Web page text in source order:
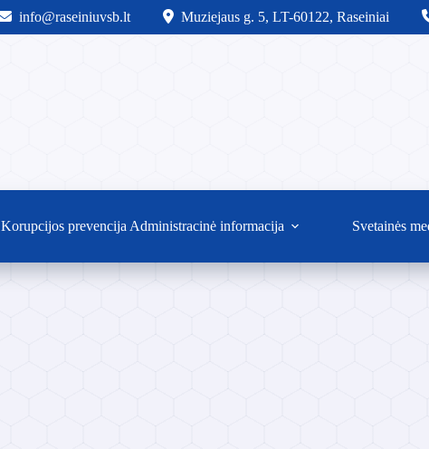
info@raseiniuvsb.lt Muziejaus g. 5, LT-60122, Raseiniai
Korupcijos prevencija Administracinė informacija Svetainės